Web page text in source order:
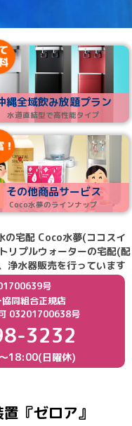
縄全域飲み放題プラン
水道直結型で高性能タイプ
その他商品サービス
Coco水夢のラインナップ
の宅配 Coco水夢(ココスイ
リプルウォーターの宅配(配
浄水器販売を行っています
号
同組合正規店
03201700638号
3232
18:00(日曜休)
『ゼロア』